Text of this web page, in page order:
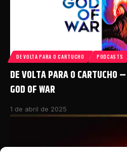
DE VOLTA PARA O CARTUCHO PODCASTS
DE VOLTA PARA O CARTUCHO
GOD OF WAR
1 de abril de 2025